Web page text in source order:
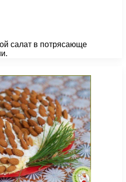
салат в потрясающе